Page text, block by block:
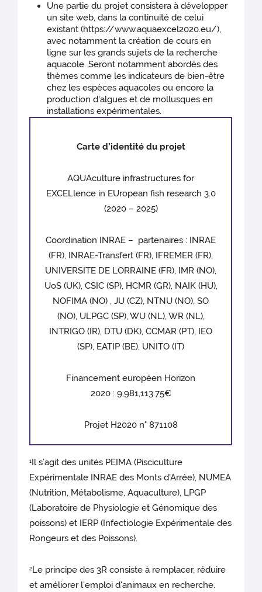
Une partie du projet consistera à développer
un site web, dans la continuité de celui
existant (https://www.aquaexcel2020.eu/),
avec notamment la création de cours en
ligne sur les grands sujets de la recherche
aquacole. Seront notamment abordés des
thèmes comme les indicateurs de bien-être
chez les espèces aquacoles ou encore la
production d'algues et de mollusques en
installations expérimentales.
Carte d’identité du projet
AQUAculture infrastructures for
EXCELlence in EUropean fish research 3.0
(2020 – 2025)
Coordination INRAE – partenaires : INRAE
(FR), INRAE-Transfert (FR), IFREMER (FR),
UNIVERSITE DE LORRAINE (FR), IMR (NO),
UoS (UK), CSIC (SP), HCMR (GR), NAIK (HU),
NOFIMA (NO) , JU (CZ), NTNU (NO), SO
(NO), ULPGC (SP), WU (NL), WR (NL),
INTRIGO (IR), DTU (DK), CCMAR (PT), IEO
(SP), EATIP (BE), UNITO (IT)
Financement européen Horizon
2020 : 9,981,113.75€
Projet H2020 n° 871108
1 Il s’agit des unités PEIMA (Pisciculture
Expérimentale INRAE des Monts d'Arrée), NUMEA
(Nutrition, Métabolisme, Aquaculture), LPGP
(Laboratoire de Physiologie et Génomique des
poissons) et IERP (Infectiologie Expérimentale des
Rongeurs et des Poissons).
2Le principe des 3R consiste à remplacer, réduire
et améliorer l'emploi d'animaux en recherche.